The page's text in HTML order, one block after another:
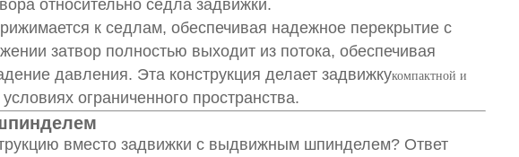
относительно седла задвижки.
к седлам, обеспечивая надежное перекрытие с
затвор полностью выходит из потока, обеспечивая
давления. Эта конструкция делает задвижкукомпактной и
ограниченного пространства.
вместо задвижки с выдвижным шпинделем? Ответ